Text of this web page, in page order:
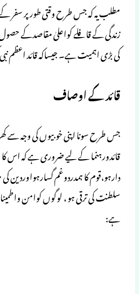
مطلب یہ کہ جس طرح وقتی طورپر سفر
زندگی کے قافلے کواعلیٰ مقاصدکے
کی بڑی اہمیت ہے۔ جیساکہ قائد اعظم
قائد کے اوصاف
جس طرح سونا اپنی خوبیوں کی وجہ سے
قائدورہنما کے لیے ضروری ہے کہ
دارہو،قوم کا ہمدردوغم گسارہواوردین
سلطنت کی ترقی ہو ، لوگوں کوامن
ہے: